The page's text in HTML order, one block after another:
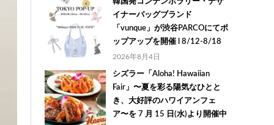
イナーバッグブランド
「vunque」が渋谷PARCOにてポ
ップアップを開催 l 8/12-8/18
2026年8月4日
シズラー「Aloha! Hawaiian
Fair」〜夏を彩る陽気なひとと
き、大好評のハワイアンフェ
ア〜を 7 月 15 日(水)より開催中